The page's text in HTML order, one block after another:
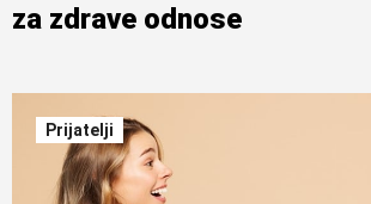
za zdrave odnose
Prijatelji